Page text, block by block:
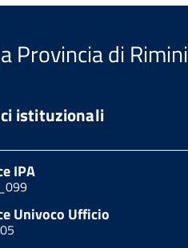
Provincia di Rimini
istituzionali
IPA
Univoco Ufficio